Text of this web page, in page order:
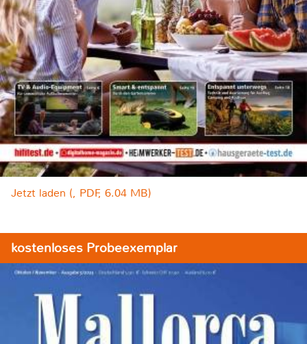
Jetzt laden (, PDF, 6.04 MB)
kostenloses Probeexemplar